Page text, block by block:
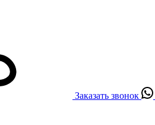
Заказать звонок